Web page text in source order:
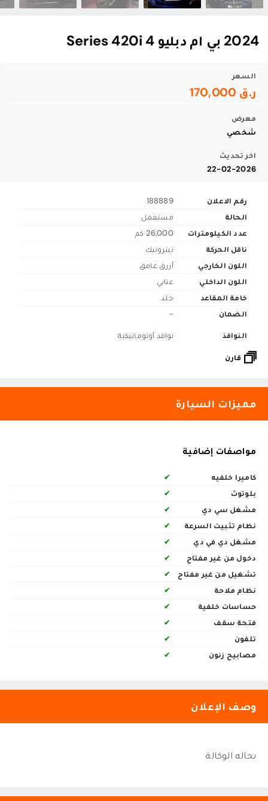
2024 بي ام دبليو 4 Series 420i
السعر
ر.ق 170,000
معرض
شخصي
اخر تحديث
22-02-2026
رقم الاعلان
188889
الحالة
مستعمل
عدد الكيلومترات
26,000 كم
ناقل الحركة
تبترونيك
اللون الخارجي
أزرق غامق
اللون الداخلي
عنابي
خامة المقاعد
جلد
الضمان
-
النوافذ نوافذ أوتوماتيكية
قارن
مميزات السيارة
مواصفات إضافية
كاميرا خلفيه
✔
بلوتوث
✔
مشغل سي دي
✔
نظام تثبيت السرعة
✔
مشغل دي في دي
✔
دخول من غير مفتاح
✔
تشغيل من غير مفتاح
✔
نظام ملاحة
✔
حساسات خلفية
✔
فتحة سقف
✔
تلفون
✔
مصابيح زنون
✔
وصف الإعلان
بحاله الوكالة